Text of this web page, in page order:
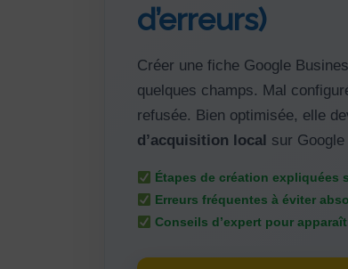
d’erreurs)
Créer une fiche Google
quelques champs. Mal
refusée. Bien optimisée, elle
d’acquisition local sur Google
Étapes de création expliquées
Erreurs fréquentes à éviter
Conseils d’expert pour